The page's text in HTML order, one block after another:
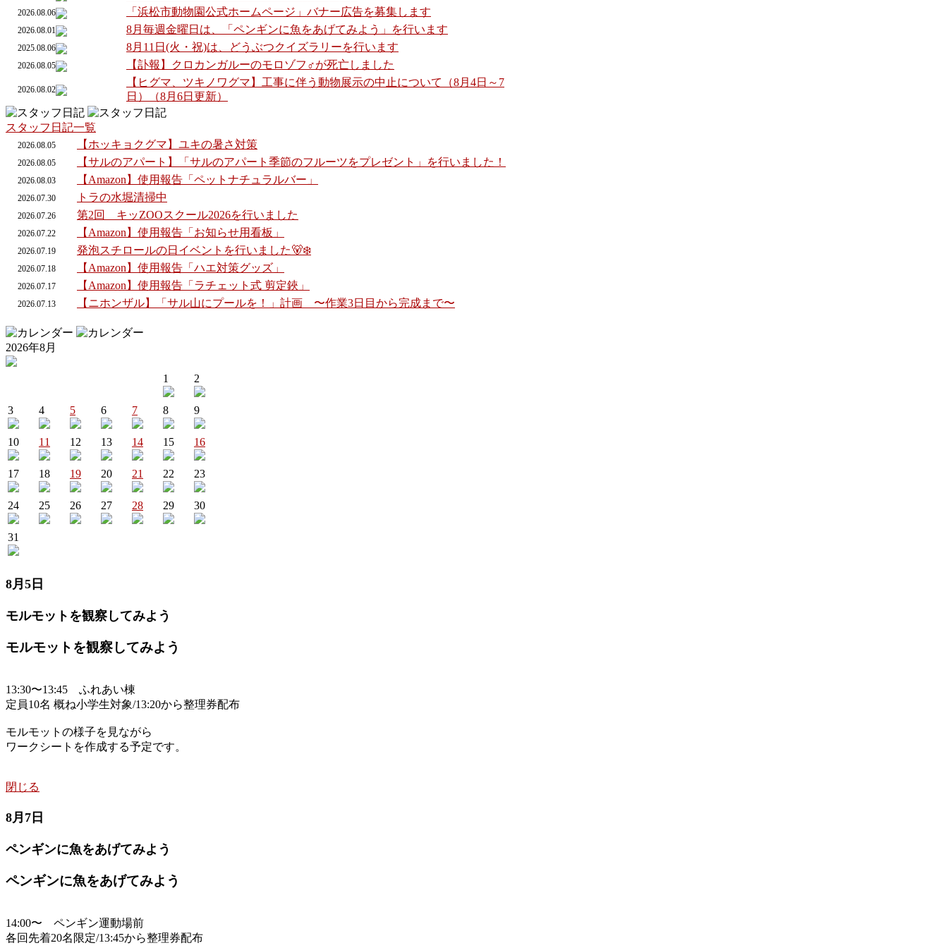
2026.08.06 「浜松市動物園公式ホームページ」バナー広告を募集します
2026.08.01 8月毎週金曜日は、「ペンギンに魚をあげてみよう」を行います
2025.08.06 8月11日(火・祝)は、どうぶつクイズラリーを行います
2026.08.05 【訃報】クロカンガルーのモロゾフ♂が死亡しました
2026.08.02
【ヒグマ、ツキノワグマ】工事に伴う動物展示の中止について（8月4日～7
日）（8月6日更新）
スタッフ日記一覧
2026.08.05 【ホッキョクグマ】ユキの暑さ対策
2026.08.05 【サルのアパート】「サルのアパート季節のフルーツをプレゼント」を行いました！
2026.08.03 【Amazon】使用報告「ペットナチュラルバー」
2026.07.30 トラの水堀清掃中
2026.07.26 第2回 キッZOOスクール2026を行いました
2026.07.22 【Amazon】使用報告「お知らせ用看板」
2026.07.19 発泡スチロールの日イベントを行いました🐻‍❄️
2026.07.18 【Amazon】使用報告「ハエ対策グッズ」
2026.07.17 【Amazon】使用報告「ラチェット式 剪定鋏」
2026.07.13 【ニホンザル】「サル山にプールを！」計画 〜作業3日目から完成まで〜
2026年8月
1 2
3 4 5 6 7 8 9
10 11 12 13 14 15 16
17 18 19 20 21 22 23
24 25 26 27 28 29 30
31
8月5日
モルモットを観察してみよう
モルモットを観察してみよう
13:30〜13:45 ふれあい棟
定員10名 概ね小学生対象/13:20から整理券配布
モルモットの様子を見ながら
ワークシートを作成する予定です。
閉じる
8月7日
ペンギンに魚をあげてみよう
ペンギンに魚をあげてみよう
14:00〜 ペンギン運動場前
各回先着20名限定/13:45から整理券配布